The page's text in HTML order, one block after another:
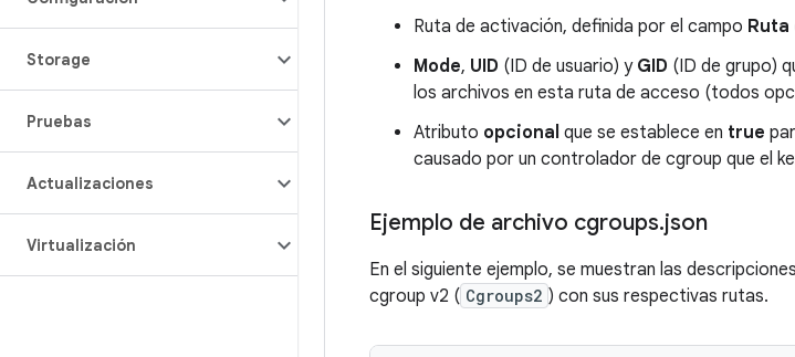
Storage
Pruebas
Actualizaciones
Virtualización
Ruta de activación, definida por el campo Ruta
Mode, UID (ID de usuario) y GID (ID de grupo)
los archivos en esta ruta de acceso (todos
Atributo opcional que se establece en true
causado por un controlador de cgroup que el
Ejemplo de archivo cgroups.json
En el siguiente ejemplo, se muestran las
cgroup v2 ( Cgroups2 ) con sus respectivas rutas.